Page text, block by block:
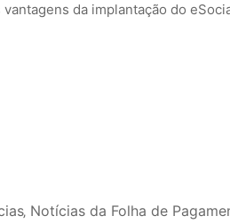
da implantação do
‚ Notícias da Folha de